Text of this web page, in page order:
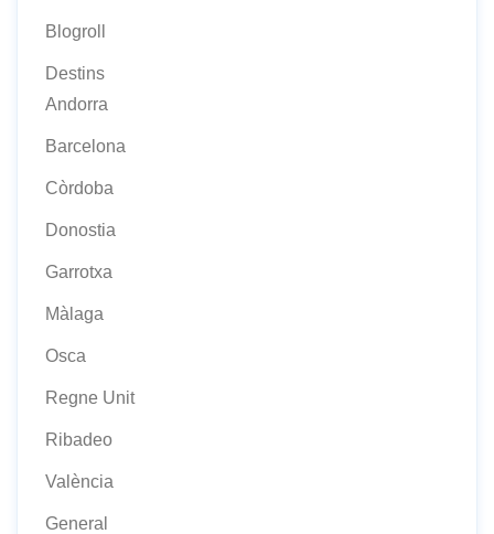
Blogroll
Destins
Andorra
Barcelona
Còrdoba
Donostia
Garrotxa
Màlaga
Osca
Regne Unit
Ribadeo
València
General